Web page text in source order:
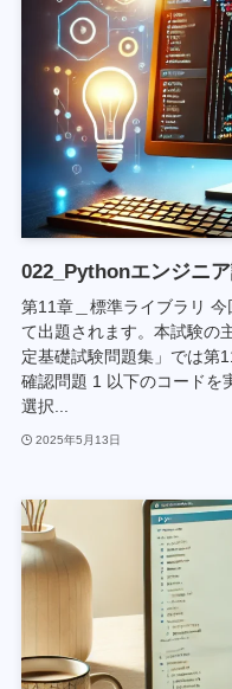
022_Pythonエンジニ
第11章＿標準ライブラリ
て出題されます。本試験の
定基礎試験問題集」では第
確認問題 1 以下のコードを
選択...
2025年5月13日